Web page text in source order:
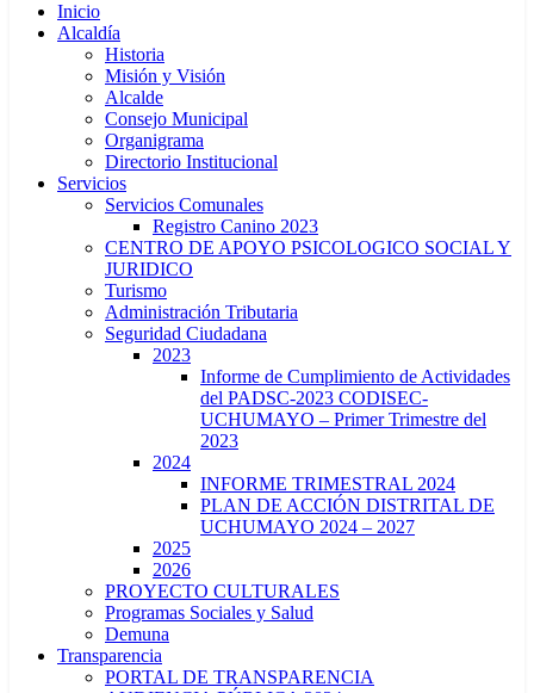
Inicio
Alcaldía
Historia
Misión y Visión
Alcalde
Consejo Municipal
Organigrama
Directorio Institucional
Servicios
Servicios Comunales
Registro Canino 2023
CENTRO DE APOYO PSICOLOGICO SOCIAL Y
JURIDICO
Turismo
Administración Tributaria
Seguridad Ciudadana
2023
Informe de Cumplimiento de Actividades
del PADSC-2023 CODISEC-
UCHUMAYO – Primer Trimestre del
2023
2024
INFORME TRIMESTRAL 2024
PLAN DE ACCIÓN DISTRITAL DE
UCHUMAYO 2024 – 2027
2025
2026
PROYECTO CULTURALES
Programas Sociales y Salud
Demuna
Transparencia
PORTAL DE TRANSPARENCIA